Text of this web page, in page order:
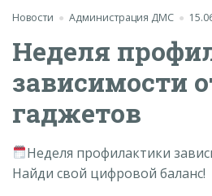
Новости Администрация ДМС
Неделя
зависимости
гаджетов
Неделя профилактики
Найди свой цифровой баланс!